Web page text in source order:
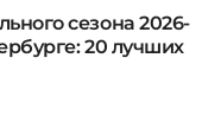
сезона 2026-
20 лучших